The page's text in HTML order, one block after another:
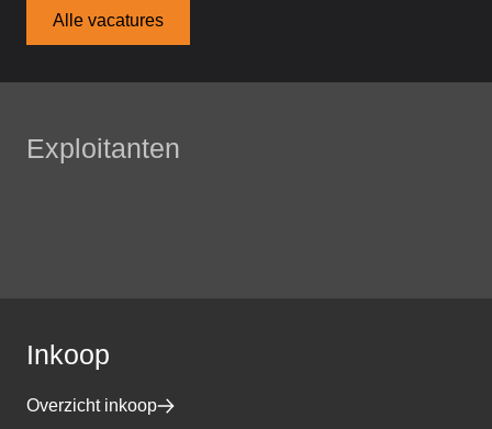
Alle vacatures
Exploitanten
Inkoop
Overzicht inkoop